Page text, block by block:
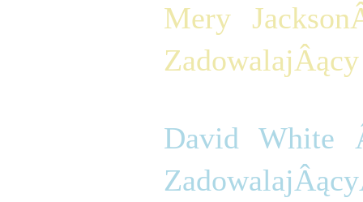
Mery
ZadowalajÂący
David